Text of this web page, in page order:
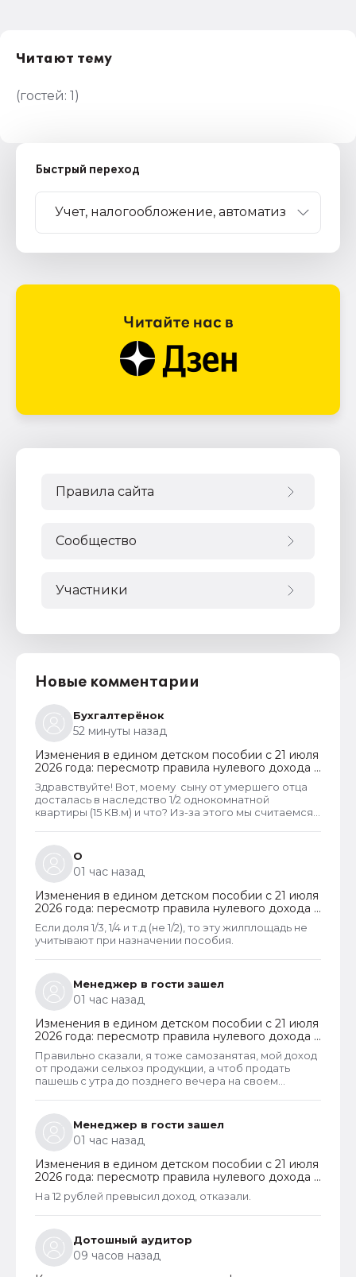
Читают тему
(гостей: 1)
Быстрый переход
Правила сайта
Сообщество
Участники
Новые комментарии
Бухгалтерёнок
52 минуты назад
Изменения в едином детском пособии с 21 июля
2026 года: пересмотр правила нулевого дохода и
новый порядок оформления пособий по месту
пребывания
Здравствуйте! Вот, моему сыну от умершего отца
досталась в наследство 1/2 однокомнатной
квартиры (15 КВ.м) и что? Из-за этого мы считаемся
наследства играют роль.
О
01 час назад
Изменения в едином детском пособии с 21 июля
2026 года: пересмотр правила нулевого дохода и
новый порядок оформления пособий по месту
пребывания
Если доля 1/3, 1/4 и т.д (не 1/2), то эту жилплощадь не
учитывают при назначении пособия.
Менеджер в гости зашел
01 час назад
Изменения в едином детском пособии с 21 июля
2026 года: пересмотр правила нулевого дохода и
новый порядок оформления пособий по месту
пребывания
Правильно сказали, я тоже самозанятая, мой доход
от продажи сельхоз продукции, а чтоб продать
пашешь с утра до позднего вечера на своем
Менеджер в гости зашел
01 час назад
Изменения в едином детском пособии с 21 июля
2026 года: пересмотр правила нулевого дохода и
новый порядок оформления пособий по месту
пребывания
На 12 рублей превысил доход, отказали.
Дотошный аудитор
09 часов назад